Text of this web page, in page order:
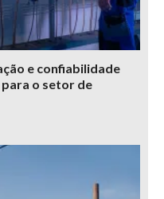
e confiabilidade
o setor de